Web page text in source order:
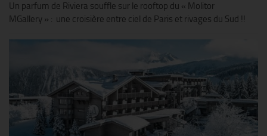
Un parfum de Riviera souffle sur le rooftop du « Molitor
MGallery » : une croisière entre ciel de Paris et rivages du Sud !!